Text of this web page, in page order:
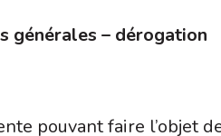
générales – dérogation
pouvant faire l’objet